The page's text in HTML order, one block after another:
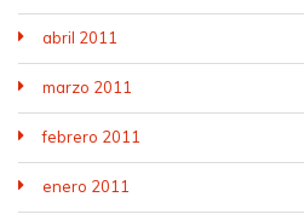
abril 2011
marzo 2011
febrero 2011
enero 2011